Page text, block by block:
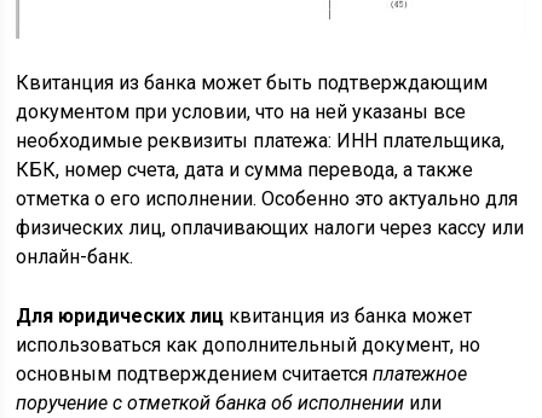
Квитанция из банка может быть подтверждающим
документом при условии, что на ней указаны все
необходимые реквизиты платежа: ИНН плательщика,
КБК, номер счета, дата и сумма перевода, а также
отметка о его исполнении. Особенно это актуально для
физических лиц, оплачивающих налоги через кассу или
онлайн-банк.
Для юридических лиц квитанция из банка может
использоваться как дополнительный документ, но
основным подтверждением считаетсяплатежное
поручение с отметкой банка об исполнении или